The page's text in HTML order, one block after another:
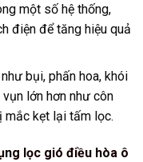
một số hệ thống,
điện để tăng hiệu quả
bụi, phấn hoa, khói
lớn hơn như côn
mắc kẹt lại tấm lọc.
lọc gió điều hòa ô